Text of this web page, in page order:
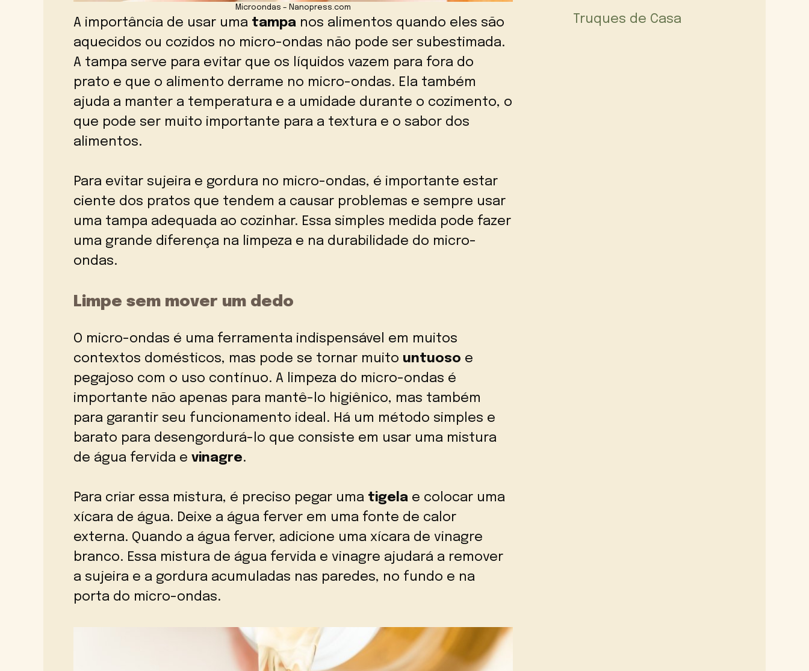
Microondas – Nanopress.com
A importância de usar uma tampa nos alimentos quando eles são
aquecidos ou cozidos no micro-ondas não pode ser subestimada.
A tampa serve para evitar que os líquidos vazem para fora do
prato e que o alimento derrame no micro-ondas. Ela também
ajuda a manter a temperatura e a umidade durante o cozimento, o
que pode ser muito importante para a textura e o sabor dos
alimentos.
Para evitar sujeira e gordura no micro-ondas, é importante estar
ciente dos pratos que tendem a causar problemas e sempre usar
uma tampa adequada ao cozinhar. Essa simples medida pode fazer
uma grande diferença na limpeza e na durabilidade do micro-
ondas.
Limpe sem mover um dedo
O micro-ondas é uma ferramenta indispensável em muitos
contextos domésticos, mas pode se tornar muito untuoso e
pegajoso com o uso contínuo. A limpeza do micro-ondas é
importante não apenas para mantê-lo higiênico, mas também
para garantir seu funcionamento ideal. Há um método simples e
barato para desengordurá-lo que consiste em usar uma mistura
de água fervida e vinagre.
Para criar essa mistura, é preciso pegar uma tigela e colocar uma
xícara de água. Deixe a água ferver em uma fonte de calor
externa. Quando a água ferver, adicione uma xícara de vinagre
branco. Essa mistura de água fervida e vinagre ajudará a remover
a sujeira e a gordura acumuladas nas paredes, no fundo e na
porta do micro-ondas.
Truques de Casa